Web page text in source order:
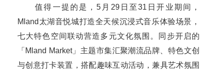
值得一提的是，5月29日至31日开业期间，
Mland太湖音悦城打造全天候沉浸式音乐体验场景，
七大特色空间联动营造多元文化氛围。同步开启的
「Mland Market」主题市集汇聚潮流品牌、特色文创
与创意打卡装置，搭配趣味互动活动，兼具艺术氛围